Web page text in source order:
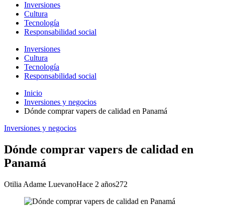
Inversiones
Cultura
Tecnología
Responsabilidad social
Inversiones
Cultura
Tecnología
Responsabilidad social
Inicio
Inversiones y negocios
Dónde comprar vapers de calidad en Panamá
Inversiones y negocios
Dónde comprar vapers de calidad en
Panamá
Otilia Adame LuevanoHace 2 años272